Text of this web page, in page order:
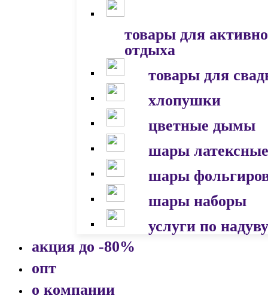
товары для
отдыха
товары для
хлопушки
цветные дымы
шары латексные
шары
шары наборы
услуги по надуву
акция до -80%
опт
о компании